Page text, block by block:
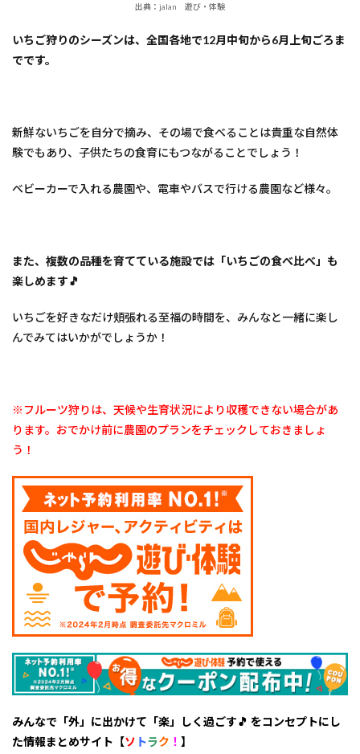
様農
園
久保
町】
苺や
町】
いち
ごガ
ンた
はら
町】
伊良
湖清
園
【大
久保
町】
おざ
きい
ちご
園
6.
【芦
町】
観
マル
出典：jalan 遊び・体験
いちご狩りのシーズンは、全国各地で12月中旬から6月上旬ごろま
でです。
新鮮ないちごを自分で摘み、その場で食べることは貴重な自然体
験でもあり、子供たちの食育にもつながることでしょう！
ベビーカーで入れる農園や、電車やバスで行ける農園など様々。
また、複数の品種を育てている施設では「いちごの食べ比べ」も
楽しめます🎵
いちごを好きなだけ頬張れる至福の時間を、みんなと一緒に楽し
んでみてはいかがでしょうか！
※フルーツ狩りは、天候や生育状況により収穫できない場合があ
ります。おでかけ前に農園のプランをチェックしておきましょ
う！
みんなで「外」に出かけて「楽」しく過ごす🎵 をコンセプトにし
た情報まとめサイト【ソ トラク ！ 】